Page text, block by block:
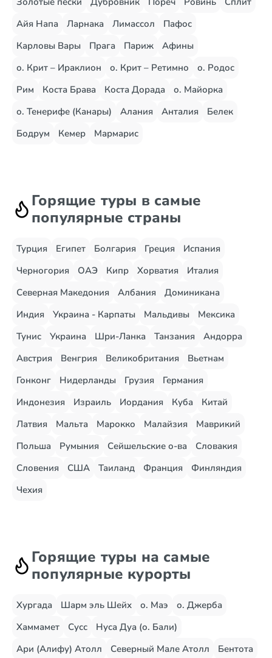
Айя Напа
Ларнака Лимассол
Пафос
Карловы Вары
Прага Париж
Афины
о. Крит – Ираклион
о. Крит – Ретимно
о. Родос
Рим
Коста Брава Коста Дорада
о. Майорка
о. Тенерифе (Канары)
Алания Анталия
Белек
Бодрум
Кемер Мармарис
Горящие туры в самые
популярные страны
Турция Египет Болгария Греция
Испания
Черногория
ОАЭ Кипр Хорватия
Италия
Северная Македония
Албания
Доминикана
Индия
Украина - Карпаты Мальдивы
Мексика
Тунис
Украина Шри-Ланка Танзания
Андорра
Австрия
Венгрия Великобритания
Вьетнам
Гонконг
Нидерланды Грузия
Германия
Индонезия
Израиль Иордания Куба
Китай
Латвия
Мальта Марокко Малайзия
Маврикий
Польша
Румыния Сейшельские о-ва
Словакия
Словения
США Таиланд Франция
Финляндия
Чехия
Горящие туры на самые
популярные курорты
Хургада Шарм эль Шейх о. Маэ
о. Джерба
Хаммамет
Сусс
Нуса Дуа (о. Бали)
Ари (Алифу) Атолл
Северный Мале Атолл
Бентота